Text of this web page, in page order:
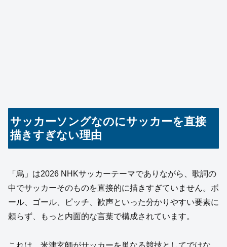
サッカーソングなのにサッカーを直接
描きすぎない理由
「烏」は2026 NHKサッカーテーマでありながら、歌詞の
中でサッカーそのものを直接的に描きすぎていません。ボ
ール、ゴール、ピッチ、歓声といった分かりやすい要素に
頼らず、もっと内面的な言葉で構成されています。
これは、米津玄師がサッカーを単なる競技としてではな